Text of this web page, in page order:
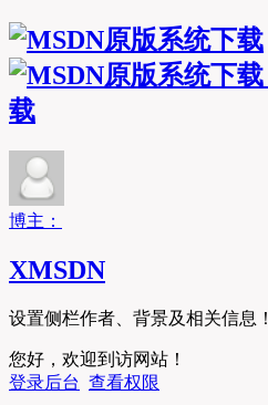
载
博主：
XMSDN
设置侧栏作者、背景及相关信息！
您好，欢迎到访网站！
登录后台 查看权限